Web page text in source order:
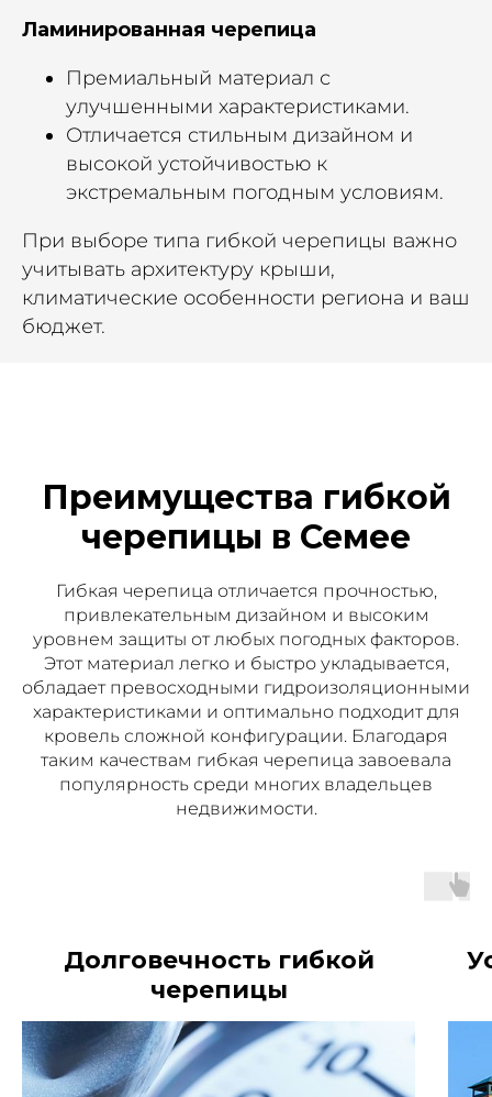
Ламинированная черепица
Премиальный материал с
улучшенными характеристиками.
Отличается стильным дизайном и
высокой устойчивостью к
экстремальным погодным условиям.
При выборе типа гибкой черепицы важно
учитывать архитектуру крыши,
климатические особенности региона и ваш
бюджет.
Преимущества гибкой
черепицы в Семее
Гибкая черепица отличается прочностью,
привлекательным дизайном и высоким
уровнем защиты от любых погодных факторов.
Этот материал легко и быстро укладывается,
обладает превосходными гидроизоляционными
характеристиками и оптимально подходит для
кровель сложной конфигурации. Благодаря
таким качествам гибкая черепица завоевала
популярность среди многих владельцев
недвижимости.
Долговечность гибкой
черепицы